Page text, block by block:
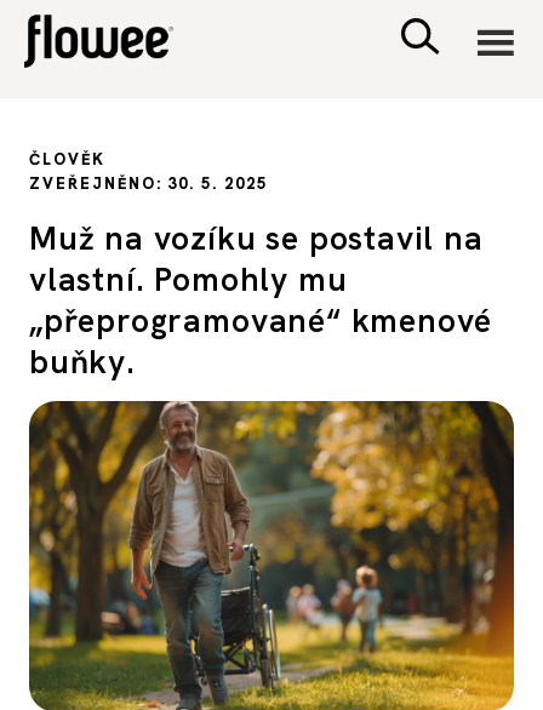
PSYCHOLOGIE
SEX A VZTAHY
PORADNA
ČLOVĚK
ZVEŘEJNĚNO: 30. 5. 2025
Muž na vozíku se postavil na
vlastní. Pomohly mu
„přeprogramované“ kmenové
buňky.